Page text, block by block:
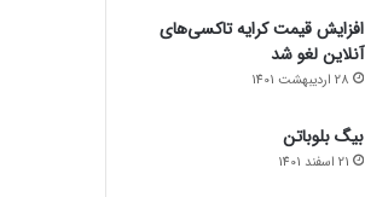
افزایش قیمت کرایه تاکسی‌های
آنلاین لغو شد
28 اردیبهشت 1401
بیگ بلوباتن
21 اسفند 1401